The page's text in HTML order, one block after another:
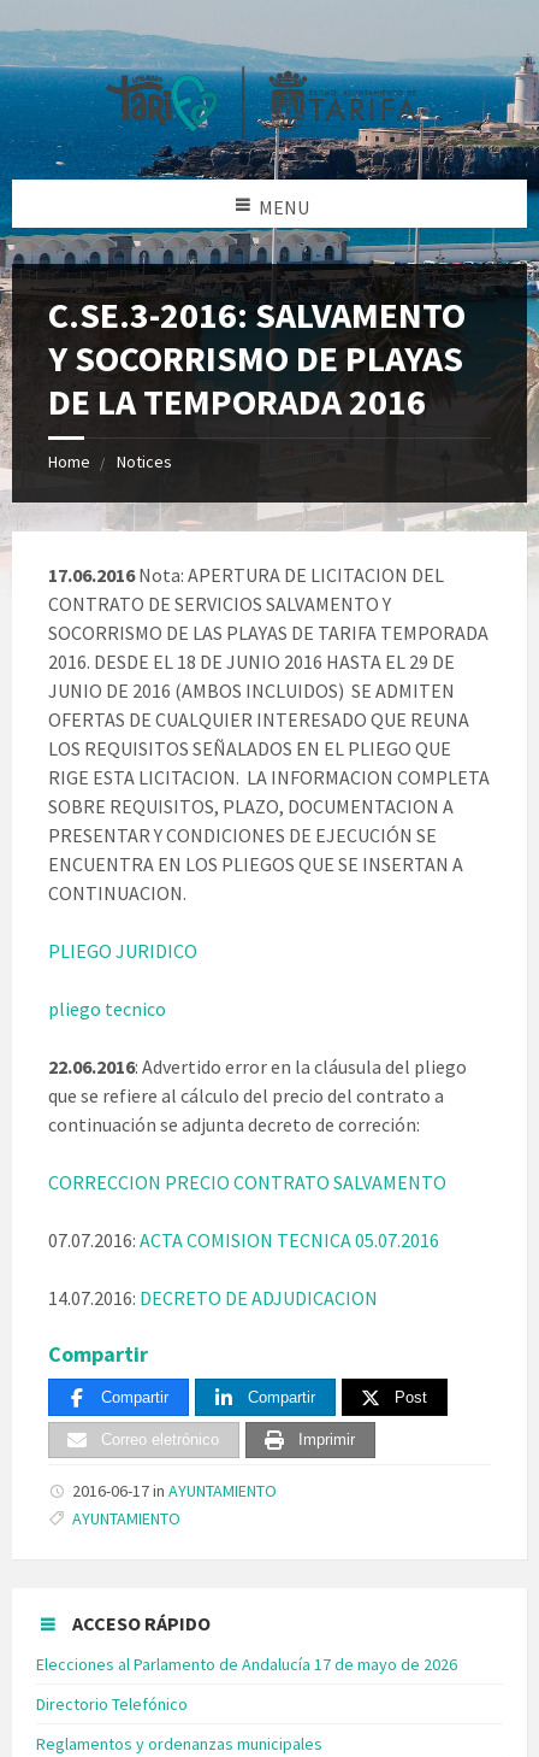
MENU
C.SE.3-2016: SALVAMENTO
Y SOCORRISMO DE PLAYAS
DE LA TEMPORADA 2016
Home Notices
17.06.2016Nota: APERTURA DE LICITACION DEL
CONTRATO DE SERVICIOS SALVAMENTO Y
SOCORRISMO DE LAS PLAYAS DE TARIFA TEMPORADA
2016. DESDE EL 18 DE JUNIO 2016 HASTA EL 29 DE
JUNIO DE 2016 (AMBOS INCLUIDOS) SE ADMITEN
OFERTAS DE CUALQUIER INTERESADO QUE REUNA
LOS REQUISITOS SEÑALADOS EN EL PLIEGO QUE
RIGE ESTA LICITACION. LA INFORMACION COMPLETA
SOBRE REQUISITOS, PLAZO, DOCUMENTACION A
PRESENTAR Y CONDICIONES DE EJECUCIÓN SE
ENCUENTRA EN LOS PLIEGOS QUE SE INSERTAN A
CONTINUACION.
PLIEGO JURIDICO
pliego tecnico
22.06.2016: Advertido error en la cláusula del pliego
que se refiere al cálculo del precio del contrato a
continuación se adjunta decreto de correción:
CORRECCION PRECIO CONTRATO SALVAMENTO
07.07.2016: ACTA COMISION TECNICA 05.07.2016
14.07.2016: DECRETO DE ADJUDICACION
Compartir
Compartir Compartir Post
Correo eletrónico Imprimir
2016-06-17in AYUNTAMIENTO
Tags:
AYUNTAMIENTO
ACCESO RÁPIDO
Elecciones al Parlamento de Andalucía 17 de mayo de 2026
Directorio Telefónico
Reglamentos y ordenanzas municipales